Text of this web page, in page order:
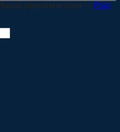
Rapid-plomberie.com — Plan